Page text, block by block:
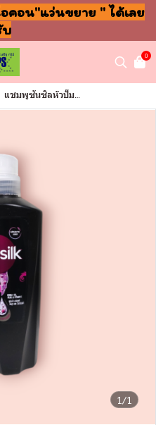
คอน"แว่นขยาย " ได้เลย
บ
0
แชมพูซันซิลหัวปั๊ม 325มล ดำ ผมดำเงางาม(ขวด)
1/1